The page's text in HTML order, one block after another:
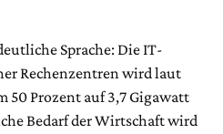
Sprache: Die IT-
Rechenzentren wird laut
50 Prozent auf 3,7 Gigawatt
Bedarf der Wirtschaft wird